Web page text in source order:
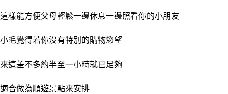
這樣能方便父母輕鬆一邊休息一邊照看你的小朋友
小毛覺得若你沒有特別的購物慾望
來這差不多約半至一小時就已足夠
適合做為順遊景點來安排